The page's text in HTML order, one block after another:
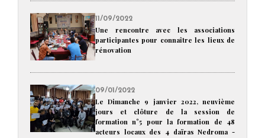
11/09/2022
Une rencontre avec les associations
participantes pour connaître les lieux de
rénovation
09/01/2022
Le Dimanche 9 janvier 2022, neuvième
jours et clôture de la session de
formation n°5 pour la formation de 48
acteurs locaux des 4 daïras Nedroma -